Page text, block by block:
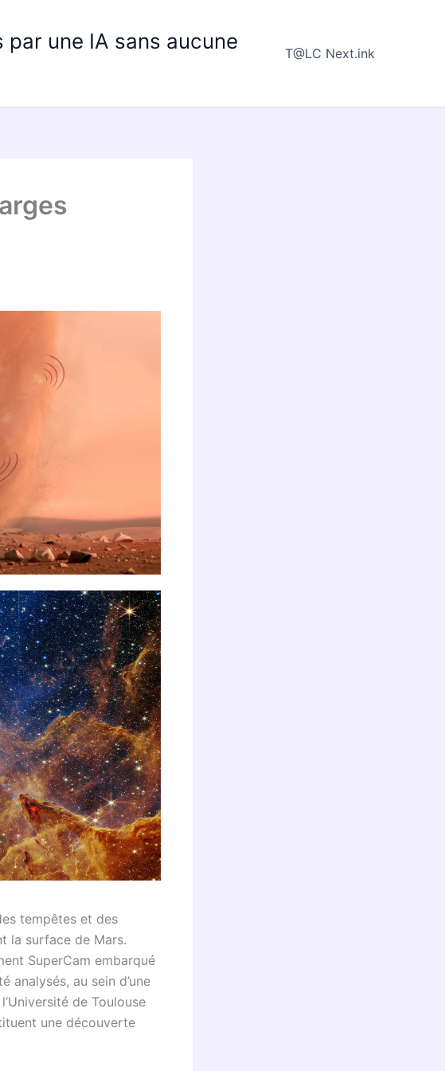
une IA sans aucune
T@LC Next.ink
tempêtes et des
la surface de Mars.
SuperCam embarqué
analysés, au sein d’une
de Toulouse
une découverte